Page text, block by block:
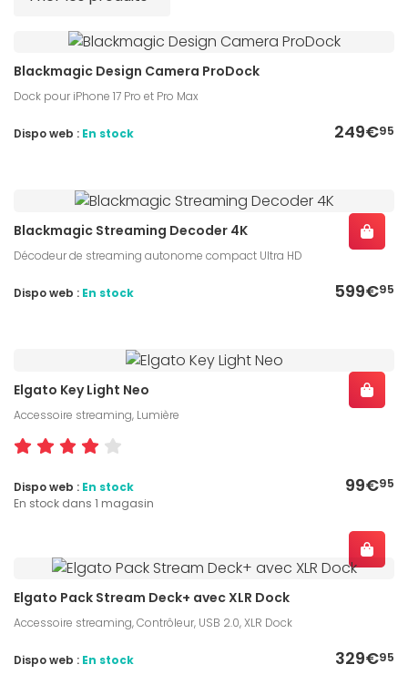
Blackmagic Design Camera ProDock
Dock pour iPhone 17 Pro et Pro Max
249€95
Dispo web : En stock
Blackmagic Streaming Decoder 4K
Décodeur de streaming autonome compact Ultra HD
599€95
Dispo web : En stock
Elgato Key Light Neo
Accessoire streaming, Lumière
99€95
Dispo web : En stock
En stock dans 1 magasin
Elgato Pack Stream Deck+ avec XLR Dock
Accessoire streaming, Contrôleur, USB 2.0, XLR Dock
329€95
Dispo web : En stock